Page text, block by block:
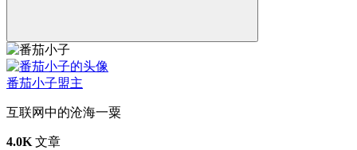
番茄小子盟主
互联网中的沧海一粟
4.0K 文章